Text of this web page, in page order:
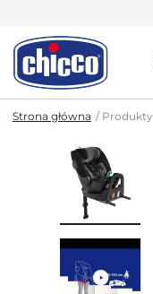
Strona główna Produkty